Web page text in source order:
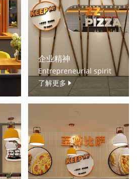
企业精神
Entrepreneurial spirit
了解更多